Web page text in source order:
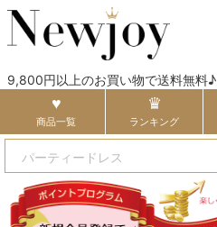
9,800円以上のお買い物で送料無料♪
商品一覧 ランキング